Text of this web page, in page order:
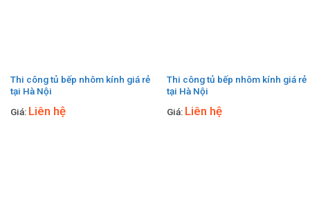
Thi công tủ bếp nhôm kính giá rẻ
tại Hà Nội
Giá: Liên hệ
Thi công tủ bếp nhôm kính giá rẻ
tại Hà Nội
Giá: Liên hệ